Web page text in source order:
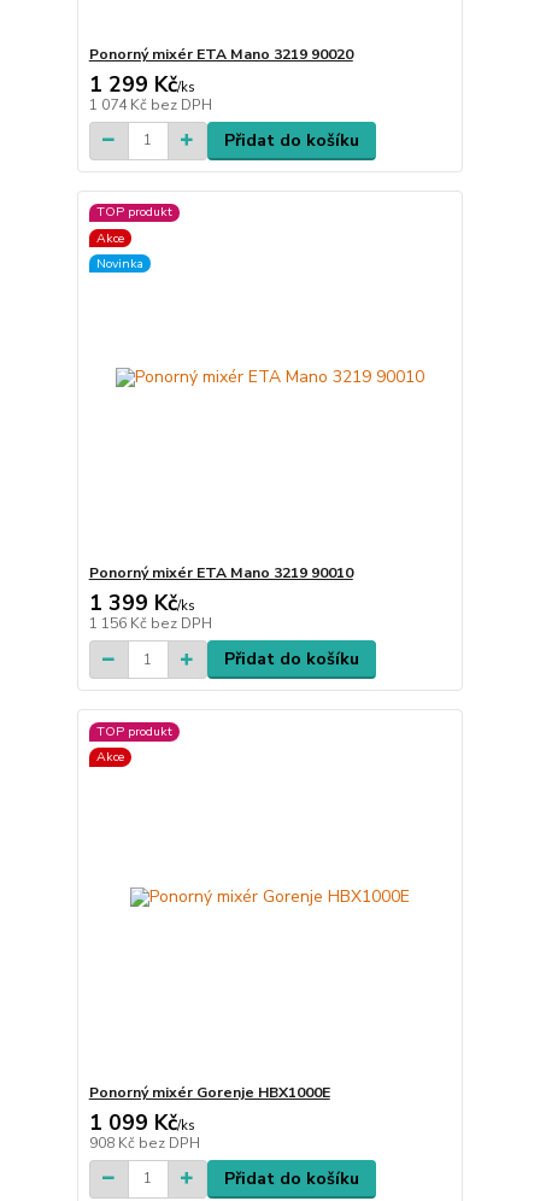
Ponorný mixér ETA Mano 3219 90020
1 299 Kč/ks
1 074 Kč bez DPH
Přidat do košíku
TOP produkt
Akce
Novinka
Ponorný mixér ETA Mano 3219 90010
1 399 Kč/ks
1 156 Kč bez DPH
Přidat do košíku
TOP produkt
Akce
Ponorný mixér Gorenje HBX1000E
1 099 Kč/ks
908 Kč bez DPH
Přidat do košíku